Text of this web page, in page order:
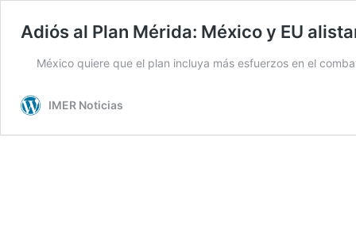
Adiós al Plan Mérida: México y EU
México quiere que el plan incluya más esfuerzos en el
IMER Noticias